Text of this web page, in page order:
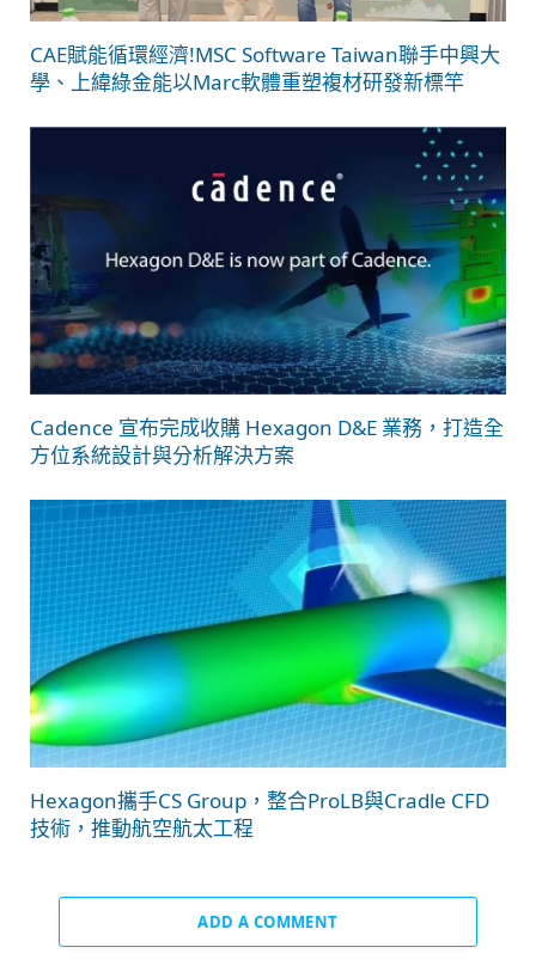
CAE賦能循環經濟!MSC Software Taiwan聯手中興大
學、上緯綠金能以Marc軟體重塑複材研發新標竿
Cadence 宣布完成收購 Hexagon D&E 業務，打造全
方位系統設計與分析解決方案
Hexagon攜手CS Group，整合ProLB與Cradle CFD
技術，推動航空航太工程
ADD A COMMENT